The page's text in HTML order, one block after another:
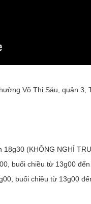
Võ Thị Sáu, quận 3,
18g30 (KHÔNG NGHỈ
buổi chiều từ 13g00
buổi chiều từ 13g00